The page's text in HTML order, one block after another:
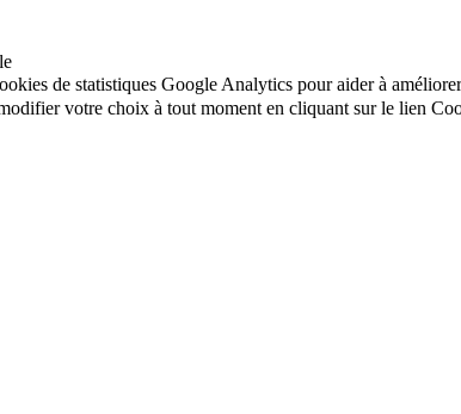
de statistiques Google Analytics pour aider à
votre choix à tout moment en cliquant sur le lien